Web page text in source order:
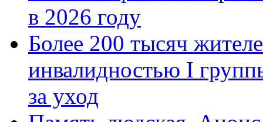
в 2026 году
Более 200 тысяч
инвалидностью I
за уход